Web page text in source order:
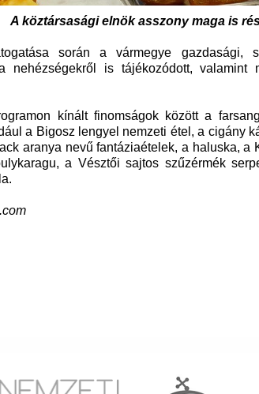
A köztársasági elnök asszony maga is
során a vármegye gazdasági,
nehézségekről is tájékozódott, valamint
kínált finomságok között a
a Bigosz lengyel nemzeti étel, a cigány
aranya nevű fantáziaételek, a haluska,
a Vésztői sajtos szűzérmék